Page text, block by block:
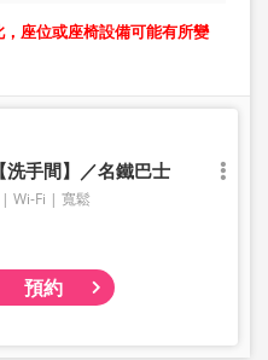
座位或座椅設備可能有所變
洗手間】／名鐵巴士
Wi-Fi 寬鬆
預約